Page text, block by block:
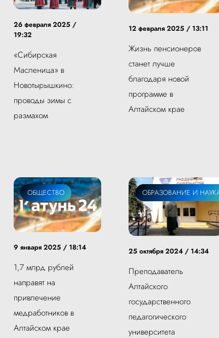
26 февраля 2025 /
19:32
«Сибирская
Масленица» в
Новотырышкино:
проводы зимы с
размахом
12 февраля 2025 / 13:11
Жизнь пенсионеров
станет лучше
благодаря новой
программе в
Алтайском крае
ОБЩЕСТВО
9 января 2025 / 18:14
1,7 млрд рублей
направят на
привлечение
медработников в
Алтайском крае
ОБРАЗОВАНИЕ И
25 октября 2024 / 14:34
Преподаватель
Алтайского
государственного
педагогического
университета